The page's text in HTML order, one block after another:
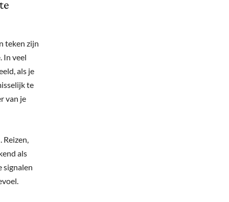
teken zijn
In veel
als je
te
van je
Reizen,
als
signalen